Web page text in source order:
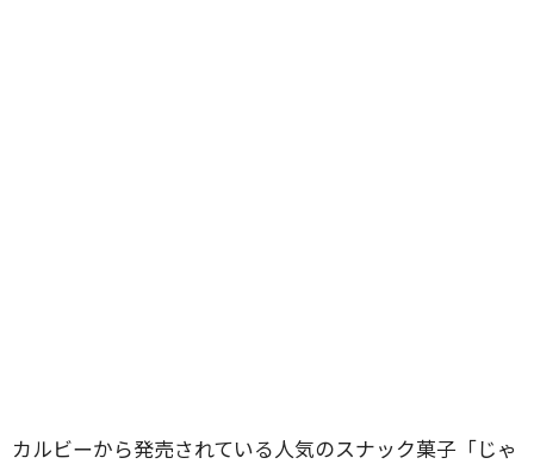
カルビーから発売されている人気のスナック菓子「じゃ